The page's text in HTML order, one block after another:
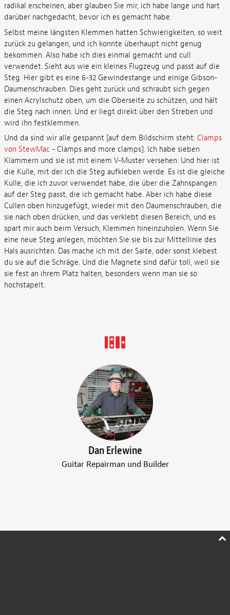
radikal erscheinen, aber glauben Sie mir, ich habe lange und hart
darüber nachgedacht, bevor ich es gemacht habe.
Selbst meine längsten Klemmen hatten Schwierigkeiten, so weit
zurück zu gelangen, und ich konnte überhaupt nicht genug
bekommen. Also habe ich dies einmal gemacht und cull
verwendet. Sieht aus wie ein kleines Flugzeug und passt auf die
Steg. Hier gibt es eine 6-32 Gewindestange und einige Gibson-
Daumenschrauben. Dies geht zurück und schraubt sich gegen
einen Acrylschutz oben, um die Oberseite zu schützen, und hält
die Steg nach innen. Und er liegt direkt über den Streben und
wird ihn festklemmen.
Und da sind wir alle gespannt [auf dem Bildschirm steht: Clamps
von StewMac - Clamps and more clamps]. Ich habe sieben
Klammern und sie ist mit einem V-Muster versehen. Und hier ist
die Kulle, mit der ich die Steg aufkleben werde. Es ist die gleiche
Kulle, die ich zuvor verwendet habe, die über die Zahnspangen
auf der Steg passt, die ich gemacht habe. Aber ich habe diese
Cullen oben hinzugefügt, wieder mit den Daumenschrauben, die
sie nach oben drücken, und das verklebt diesen Bereich, und es
spart mir auch beim Versuch, Klemmen hineinzuholen. Wenn Sie
eine neue Steg anlegen, möchten Sie sie bis zur Mittellinie des
Hals ausrichten. Das mache ich mit der Saite, oder sonst klebest
du sie auf die Schräge. Und die Magnete sind dafür toll, weil sie
sie fest an ihrem Platz halten, besonders wenn man sie so
hochstapelt.
Dan Erlewine
Guitar Repairman und Builder